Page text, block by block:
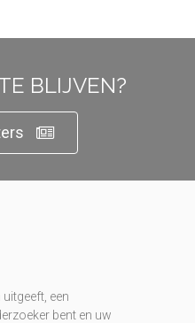
BLIJVEN?
een
bent en uw